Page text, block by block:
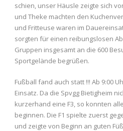
schien, unser Häusle zeigte sich
und Theke machten den
und Fritteuse waren im
sorgten für einen reibungslosen
Gruppen insgesamt an die 600
Sportgelände begrüßen.
Fußball fand auch statt !!! Ab 9:00
Einsatz. Da die Spvgg Bietigheim
kurzerhand eine F3, so konnten
beginnen. Die F1 spielte zuerst
und zeigte von Beginn an guten